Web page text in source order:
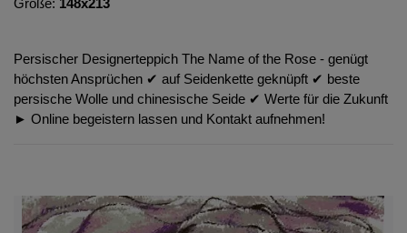
Größe: 148x213
Persischer Designerteppich The Name of the Rose - genügt
höchsten Ansprüchen ✔︎ auf Seidenkette geknüpft ✔︎ beste
persische Wolle und chinesische Seide ✔︎ Werte für die Zukunft
► Online begeistern lassen und Kontakt aufnehmen!